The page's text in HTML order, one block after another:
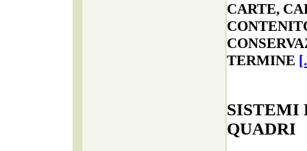
CARTE,
TERMINE
SISTEMI
QUADRI